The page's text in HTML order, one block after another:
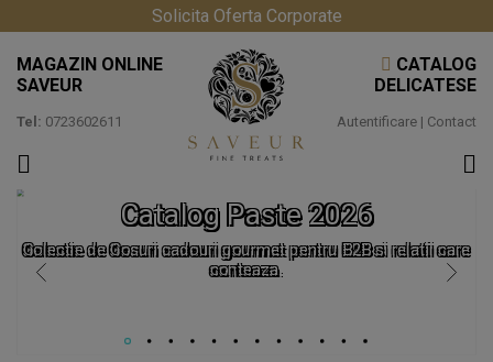
Solicita Oferta Corporate
MAGAZIN ONLINE
SAVEUR
Tel: 0723602611
CATALOG
DELICATESE
Autentificare | Contact
Catalog Paste 2026
Colectie de Cosuri cadouri gourmet pentru B2B si relatii care
conteaza.